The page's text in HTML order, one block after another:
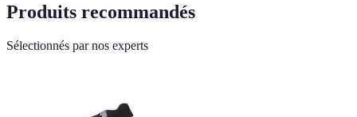
Produits recommandés
Sélectionnés par nos experts